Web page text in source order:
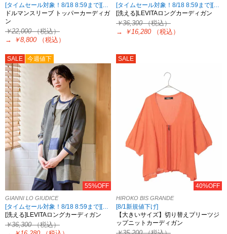
[タイムセール対象！8/18 8:59まで][2点10%OFF対象！MICHEL KLEIN限定 8/18 8:59まで]
ドルマンスリーブ トッパーカーディガ
ン
￥22,000（税込）
→
￥8,800 （税込）
[タイムセール対象！8/18 8:59まで][2点10%OFF対象！8/21 8:59まで 対象5ブランド限定]
[洗える]LEVITAロングカーディガン
￥36,300（税込）
→
￥16,280 （税込）
SALE 今週値下
55%OFF
GIANNI LO GIUDICE
[タイムセール対象！8/18 8:59まで][2点10%OFF対象！8/21 8:59まで 対象5ブランド限定]
[洗える]LEVITAロングカーディガン
￥36,300（税込）
SALE
40%OFF
HIROKO BIS GRANDE
[8/1新規値下げ]
【大きいサイズ】切り替えプリーツジ
ップニットカーディガン